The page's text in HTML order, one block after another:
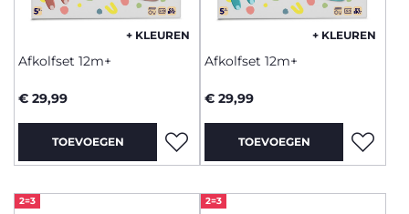
+ KLEUREN
Afkolfset 12m+
€ 29,99
TOEVOEGEN
+ KLEUREN
Afkolfset 12m+
€ 29,99
TOEVOEGEN
2=3 2=3